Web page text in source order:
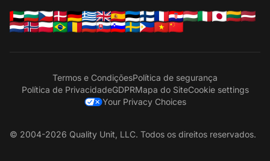
Termos e CondiçõesPolítica de segurança
Política de PrivacidadeGDPRMapa do SiteCookie settings
Your Privacy Choices
© 2004-2026 Quality Unit, LLC. Todos os direitos reservados.